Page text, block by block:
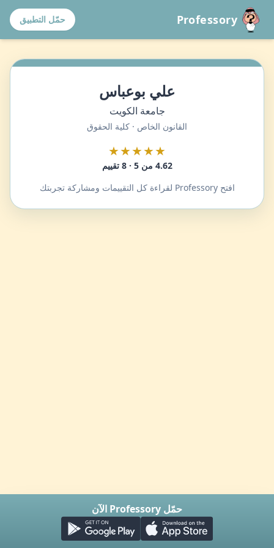
Professory حمّل التطبيق
علي بوعباس
جامعة الكويت
القانون الخاص · كلية الحقوق
★★★★★
4.62 من 5 · 8 تقييم
افتح Professory لقراءة كل التقييمات ومشاركة تجربتك
حمّل Professory الآن